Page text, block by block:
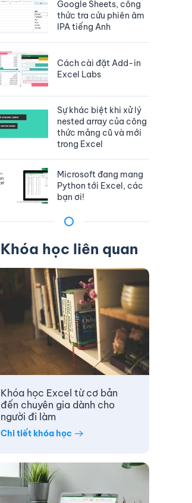
Google Sheets, công
thức tra cứu phiên âm
IPA tiếng Anh
Cách cài đặt Add-in
Excel Labs
Sự khác biệt khi xử lý
nested array của công
thức mảng cũ và mới
trong Excel
Microsoft đang mang
Python tới Excel, các
bạn ơi!
Khóa học liên quan
Khóa học Excel từ cơ bản
đến chuyên gia dành cho
người đi làm
Chi tiết khóa học